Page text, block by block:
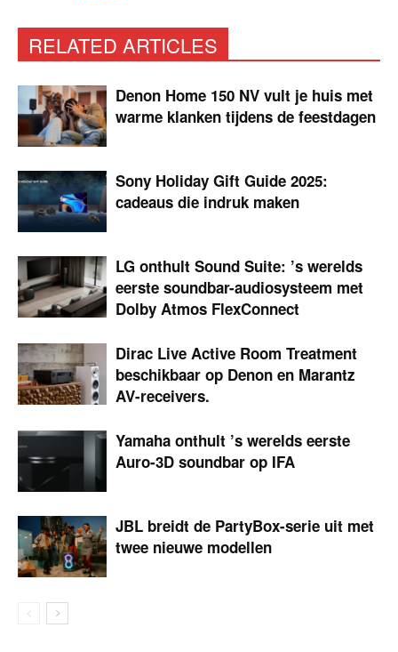
RELATED ARTICLES
Denon Home 150 NV vult je huis met
warme klanken tijdens de feestdagen
Sony Holiday Gift Guide 2025:
cadeaus die indruk maken
LG onthult Sound Suite: ’s werelds
eerste soundbar-audio­systeem met
Dolby Atmos FlexConnect
Dirac Live Active Room Treatment
beschikbaar op Denon en Marantz
AV-receivers.
Yamaha onthult ’s werelds eerste
Auro-3D soundbar op IFA
JBL breidt de PartyBox-serie uit met
twee nieuwe modellen